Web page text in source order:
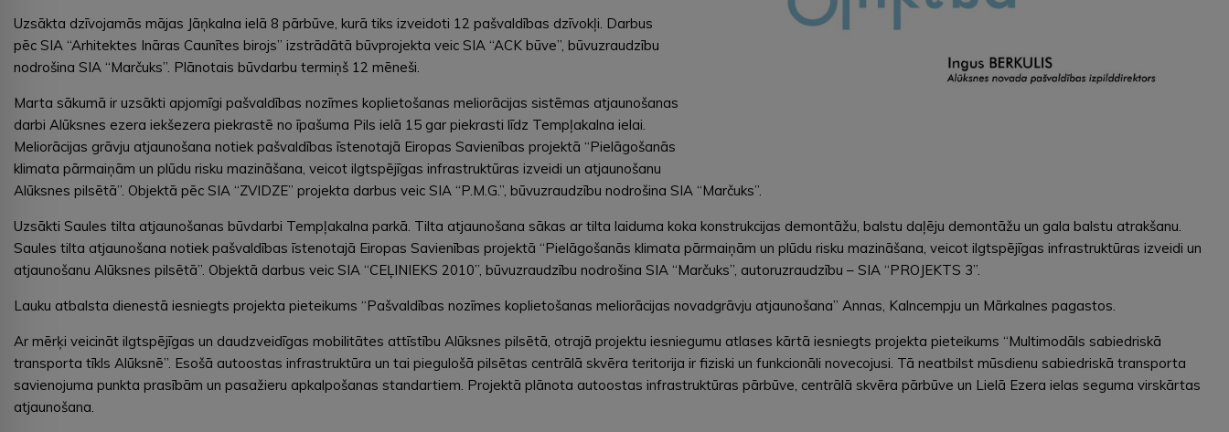
Uzsākta dzīvojamās mājas Jāņkalna ielā 8 pārbūve, kurā tiks izveidoti 12 pašvaldības dzīvokļi. Darbus
pēc SIA “Arhitektes Ināras Caunītes birojs” izstrādātā būvprojekta veic SIA “ACK būve”, būvuzraudzību
nodrošina SIA “Marčuks”. Plānotais būvdarbu termiņš 12 mēneši.
Marta sākumā ir uzsākti apjomīgi pašvaldības nozīmes koplietošanas meliorācijas sistēmas atjaunošanas
darbi Alūksnes ezera iekšezera piekrastē no īpašuma Pils ielā 15 gar piekrasti līdz Tempļakalna ielai.
Meliorācijas grāvju atjaunošana notiek pašvaldības īstenotajā Eiropas Savienības projektā “Pielāgošanās
klimata pārmaiņām un plūdu risku mazināšana, veicot ilgtspējīgas infrastruktūras izveidi un atjaunošanu
Alūksnes pilsētā”. Objektā pēc SIA “ZVIDZE” projekta darbus veic SIA “P.M.G.”, būvuzraudzību nodrošina SIA “Marčuks”.
Uzsākti Saules tilta atjaunošanas būvdarbi Tempļakalna parkā. Tilta atjaunošana sākas ar tilta laiduma koka konstrukcijas demontāžu, balstu daļēju demontāžu un gala balstu atrakšanu.
Saules tilta atjaunošana notiek pašvaldības īstenotajā Eiropas Savienības projektā “Pielāgošanās klimata pārmaiņām un plūdu risku mazināšana, veicot ilgtspējīgas infrastruktūras izveidi un
atjaunošanu Alūksnes pilsētā”. Objektā darbus veic SIA “CEĻINIEKS 2010”, būvuzraudzību nodrošina SIA “Marčuks”, autoruzraudzību – SIA “PROJEKTS 3”.
Lauku atbalsta dienestā iesniegts projekta pieteikums “Pašvaldības nozīmes koplietošanas meliorācijas novadgrāvju atjaunošana” Annas, Kalncempju un Mārkalnes pagastos.
Ar mērķi veicināt ilgtspējīgas un daudzveidīgas mobilitātes attīstību Alūksnes pilsētā, otrajā projektu iesniegumu atlases kārtā iesniegts projekta pieteikums “Multimodāls sabiedriskā
transporta tīkls Alūksnē”. Esošā autoostas infrastruktūra un tai piegulošā pilsētas centrālā skvēra teritorija ir fiziski un funkcionāli novecojusi. Tā neatbilst mūsdienu sabiedriskā transporta
savienojuma punkta prasībām un pasažieru apkalpošanas standartiem. Projektā plānota autoostas infrastruktūras pārbūve, centrālā skvēra pārbūve un Lielā Ezera ielas seguma virskārtas
atjaunošana.